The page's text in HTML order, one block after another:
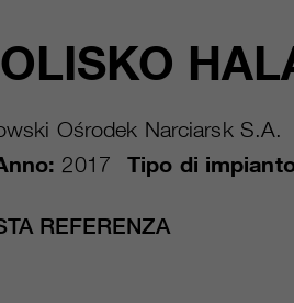
Ośrodek Narciarsk S.A.
2017 Tipo di
REFERENZA